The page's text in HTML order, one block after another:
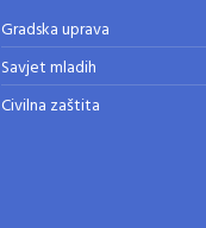
Gradska uprava
Savjet mladih
Civilna zaštita